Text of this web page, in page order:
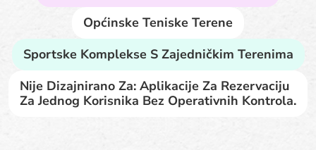
Općinske Teniske Terene
Sportske Komplekse S Zajedničkim Terenima
Nije Dizajnirano Za: Aplikacije Za Rezervaciju
Za Jednog Korisnika Bez Operativnih Kontrola.